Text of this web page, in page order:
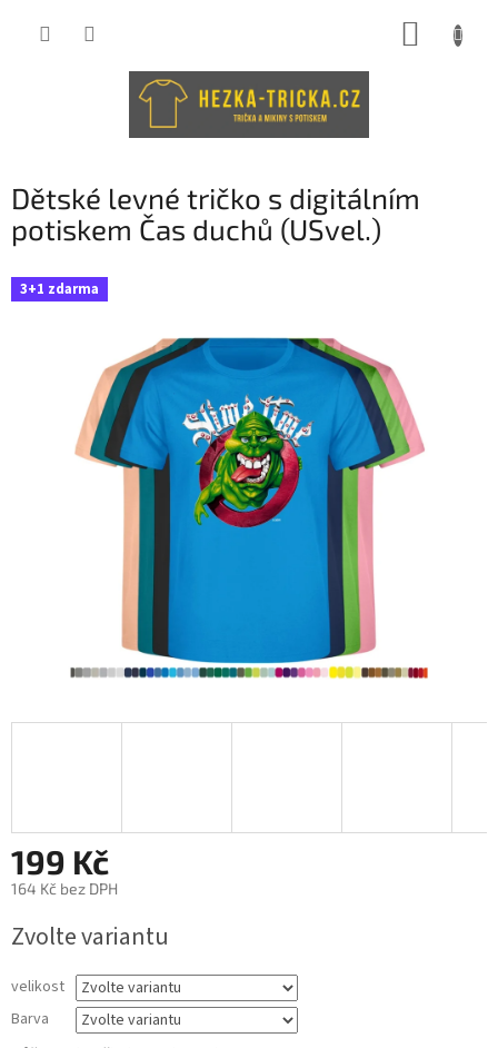
Dětské levné tričko s digitálním
potiskem Čas duchů (USvel.)
3+1 zdarma
199 Kč
164 Kč bez DPH
cena:
Zvolte variantu
velikost
Barva